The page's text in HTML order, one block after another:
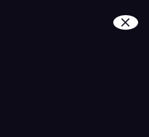
Wie helpen bij een